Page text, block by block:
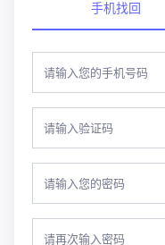
手机找回